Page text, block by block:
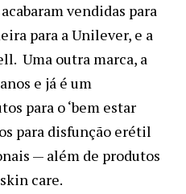
vendidas para
para a Unilever, e a
Uma outra marca, a
e já é um
para o ‘bem estar
para disfunção erétil
— além de produtos
care.